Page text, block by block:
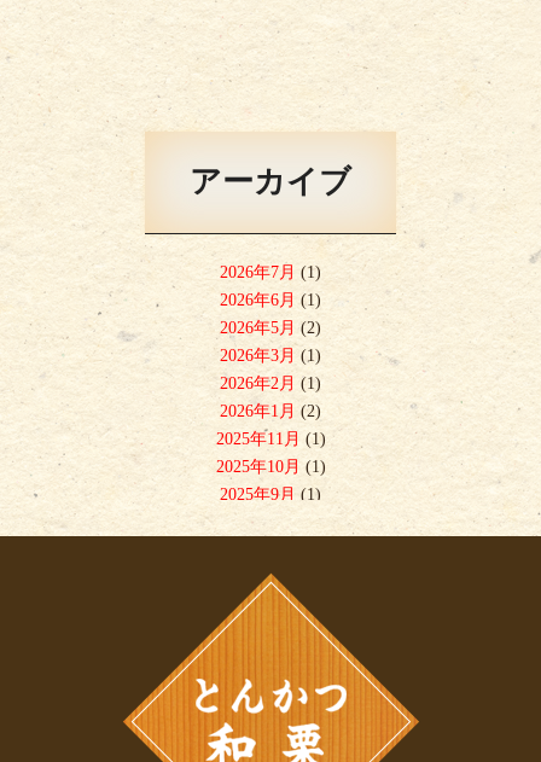
アーカイブ
2026年7月 (1)
2026年6月 (1)
2026年5月 (2)
2026年3月 (1)
2026年2月 (1)
2026年1月 (2)
2025年11月 (1)
2025年10月 (1)
2025年9月 (1)
2025年8月
(1)
2025年6月
2025年5月(1)
2025年4月
(2)
2025年1月 (2)
2024年12月
2024年11月(1)